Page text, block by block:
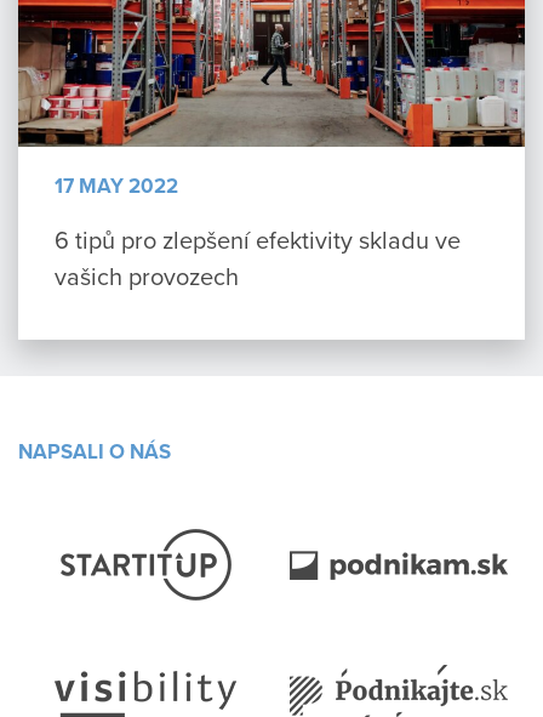
17 MAY 2022
6 tipů pro zlepšení efektivity skladu ve
vašich provozech
NAPSALI O NÁS